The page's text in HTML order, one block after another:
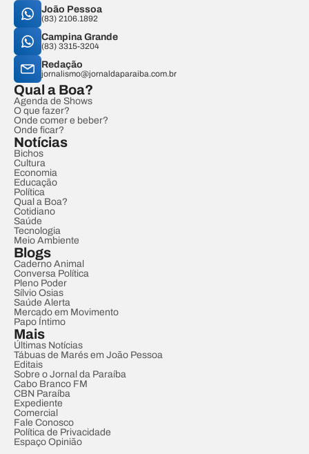
João Pessoa
(83) 2106.1892
Campina Grande
(83) 3315-3204
Redação
jornalismo@jornaldaparaiba.com.br
Qual a Boa?
Agenda de Shows
O que fazer?
Onde comer e beber?
Onde ficar?
Notícias
Bichos
Cultura
Economia
Educação
Política
Qual a Boa?
Cotidiano
Saúde
Tecnologia
Meio Ambiente
Blogs
Caderno Animal
Conversa Política
Pleno Poder
Sílvio Osias
Saúde Alerta
Mercado em Movimento
Papo Íntimo
Mais
Últimas Notícias
Tábuas de Marés em João Pessoa
Editais
Sobre o Jornal da Paraíba
Cabo Branco FM
CBN Paraíba
Expediente
Comercial
Fale Conosco
Política de Privacidade
Espaço Opinião